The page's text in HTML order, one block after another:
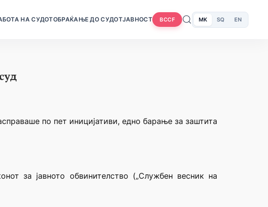
НА СУДОТОБРАЌАЊЕ ДО СУДОТЈАВНОСТ BCCF MK SQ EN
по пет иницијативи, едно барање за заштита
за јавното обвинителство („Службен весник на